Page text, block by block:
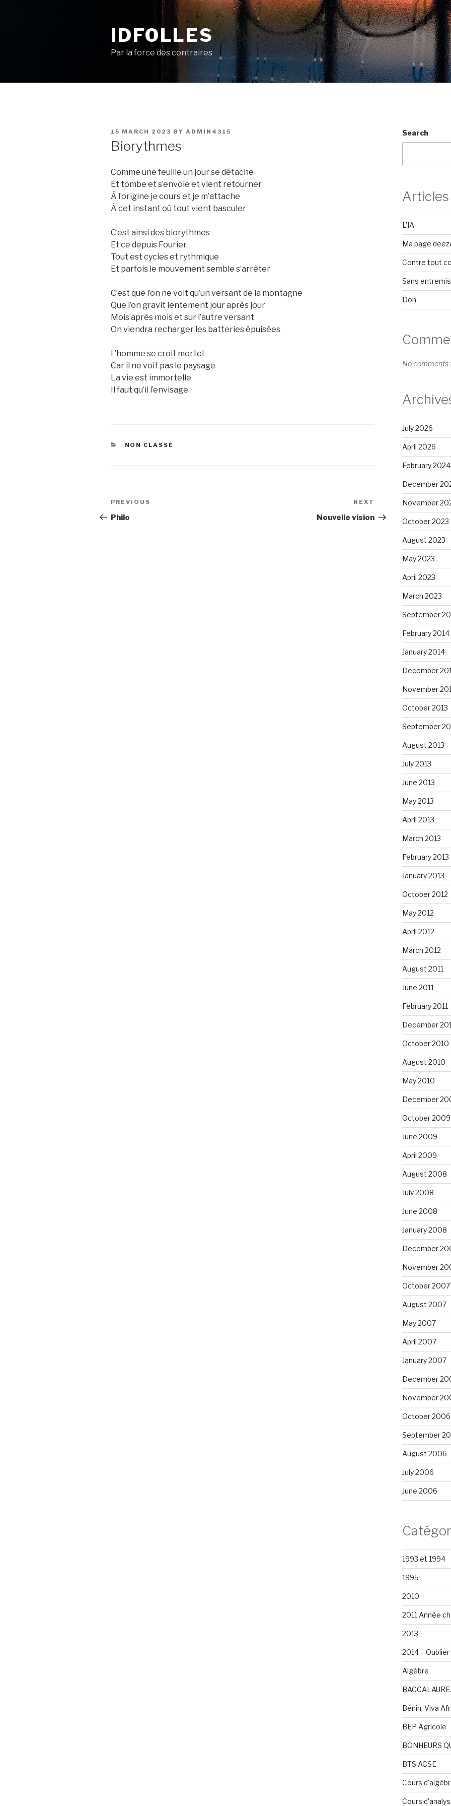
IDFOLLES
Par la force des contraires
POSTED
15 MARCH 2023 BY ADMIN4315
Biorythmes
Comme une feuille un jour se détache
Et tombe et s’envole et vient retourner
À l’origine je cours et je m’attache
À cet instant où tout vient basculer
C’est ainsi des biorythmes
Et ce depuis Fourier
Tout est cycles et rythmique
Et parfois le mouvement semble s’arrêter
C’est que l’on ne voit qu’un versant de la montagne
Que l’on gravit lentement jour après jour
Mois après mois et sur l’autre versant
On viendra recharger les batteries épuisées
L’homme se croit mortel
Car il ne voit pas le paysage
La vie est immortelle
Il faut qu’il l’envisage
CATEGORIES
NON CLASSÉ
Post
navigation
Previous
Post
PREVIOUS
Philo
Post
NEXT
Nouvelle vision
Search
L’IA
Ma page
Contre tout
Sans
Don
No comments
July 2026
April 2026
February 2024
December
November
October 2023
August 2023
May 2023
April 2023
March 2023
September
February 2014
January 2014
December
November
October 2013
September
August 2013
July 2013
June 2013
May 2013
April 2013
March 2013
February 2013
January 2013
October 2012
May 2012
April 2012
March 2012
August 2011
June 2011
February 2011
December
October 2010
August 2010
May 2010
December
October 2009
June 2009
April 2009
August 2008
July 2008
June 2008
January 2008
December
November
October 2007
August 2007
May 2007
April 2007
January 2007
December
November
October 2006
September
August 2006
July 2006
June 2006
1993 et 1994
1995
2010
2011 Année
2013
2014 –
Algèbre
Bénin, Viva
BEP Agricole
BONHEURS
BTS ACSE
Cours
Cours